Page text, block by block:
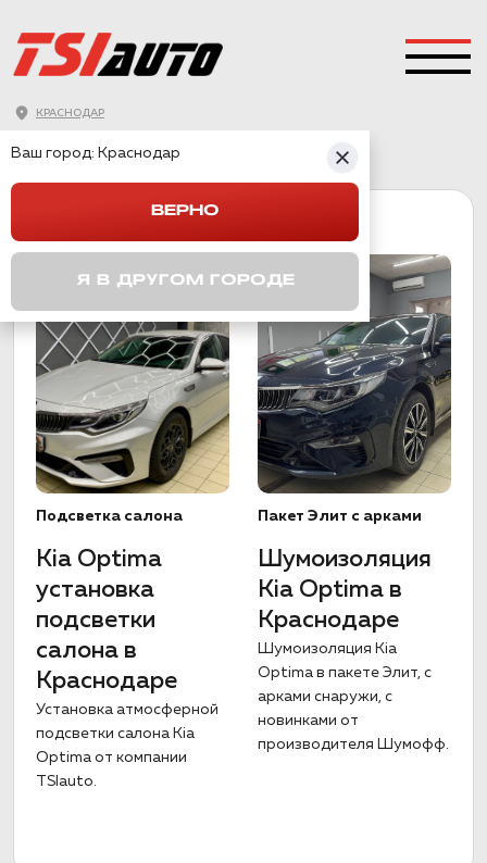
КРАСНОДАР
Подсветка салона
Kia Optima
установка
подсветки
салона в
Краснодаре
Установка атмосферной
подсветки салона Kia
Optima от компании
TSIauto.
Пакет Элит с арками
Шумоизоляция
Kia Optima в
Краснодаре
Шумоизоляция Kia
Optima в пакете Элит, с
арками снаружи, с
новинками от
производителя Шумофф.
Ваш город: Краснодар
ВЕРНО
Я В ДРУГОМ ГОРОДЕ